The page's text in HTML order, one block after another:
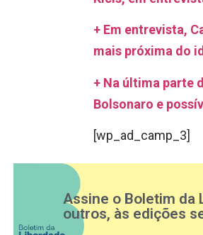
+ Em entrevista,
mais próxima do
+ Na última parte
Bolsonaro e
[wp_ad_camp_3]
Assine o Boletim da
outros, às edições